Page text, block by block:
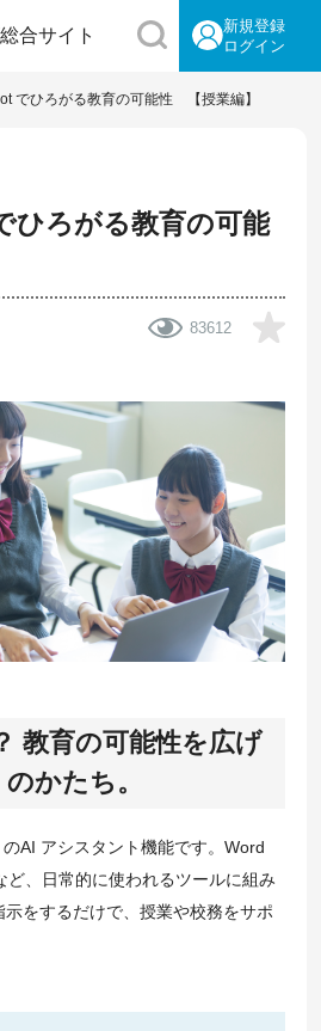
合サイト
新規登録
ログイン
でひろがる教育の可能性 【授業編】
ひろがる教育の可能
83612
教育の可能性を広げ
かたち。
AI アシスタント機能です。Word
ど、日常的に使われるツールに組み
をするだけで、授業や校務をサポ